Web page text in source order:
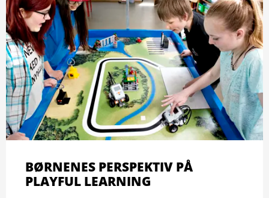
BØRNENES PERSPEKTIV PÅ
PLAYFUL LEARNING